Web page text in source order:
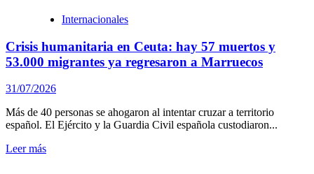
Internacionales
Crisis humanitaria en Ceuta: hay 57 muertos y
53.000 migrantes ya regresaron a Marruecos
31/07/2026
Más de 40 personas se ahogaron al intentar cruzar a territorio
español. El Ejército y la Guardia Civil española custodiaron...
Leer más